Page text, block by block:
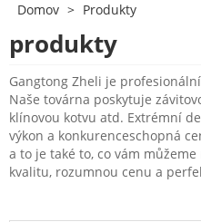
Domov > Produkty
produkty
Gangtong Zheli je
Naše továrna poskytuje
klínovou kotvu atd. Extrémní
výkon a konkurenceschopná
a to je také to, co vám
kvalitu, rozumnou cenu a